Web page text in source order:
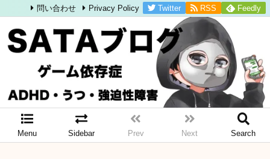
Menu Sidebar Prev Next Search
問い合わせ Privacy Policy Twitter RSS Feedly